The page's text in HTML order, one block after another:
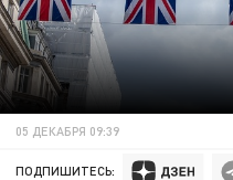
05 ДЕКАБРЯ 09:39
ПОДПИШИТЕСЬ: